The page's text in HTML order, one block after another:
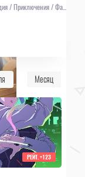
Аниме сериалы / Комедия / Приключения / Фантастика
Месяц
РЕЙТ. +123